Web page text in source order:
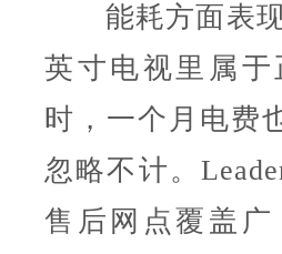
能耗方面表现
英寸电视里属
时，一个月电费
忽略不计。
售后网点覆盖